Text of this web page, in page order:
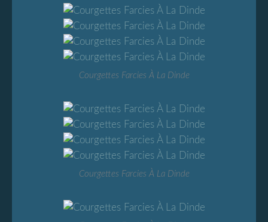
Courgettes Farcies À La Dinde
Courgettes Farcies À La Dinde